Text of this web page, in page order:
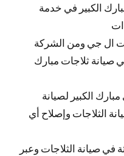
الكبير في خدمة
ال جي ومن الشركة
صيانة ثلاجات مبارك
الكبير لصيانة
الثلاجات وإصلاح أي
في صيانة الثلاجات وعبر